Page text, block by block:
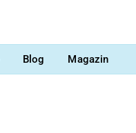
Blog Magazin